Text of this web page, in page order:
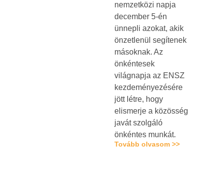
nemzetközi napja
december 5-én
ünnepli azokat, akik
önzetlenül segítenek
másoknak. Az
önkéntesek
világnapja az ENSZ
kezdeményezésére
jött létre, hogy
elismerje a közösség
javát szolgáló
önkéntes munkát.
Tovább olvasom >>